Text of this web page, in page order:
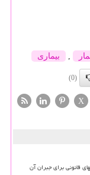
بیماری
(0)
X
قانونی برای جبران آن